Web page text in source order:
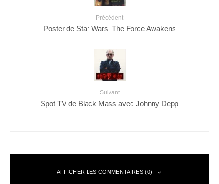
Précédent
Poster de Star Wars: The Force Awakens
Suivant
Spot TV de Black Mass avec Johnny Depp
AFFICHER LES COMMENTAIRES (0)